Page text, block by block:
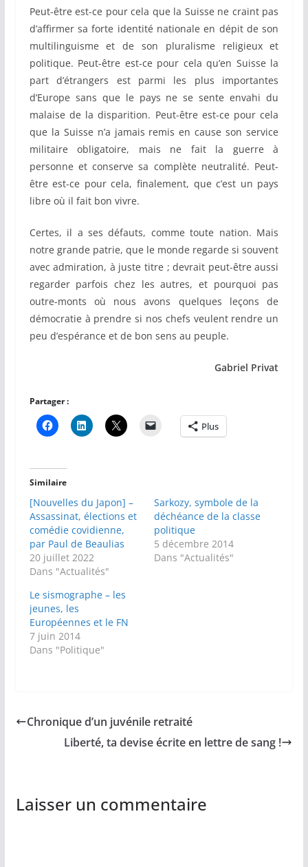
Peut-être est-ce pour cela que la Suisse ne craint pas
d’affirmer sa forte identité nationale en dépit de son
multilinguisme et de son pluralisme religieux et
politique. Peut-être est-ce pour cela qu’en Suisse la
part d’étrangers est parmi les plus importantes
d’Europe sans que le pays ne se sente envahi du
malaise de la disparition. Peut-être est-ce pour cela
que la Suisse n’a jamais remis en cause son service
militaire obligatoire, mais ne fait la guerre à
personne et conserve sa complète neutralité. Peut-
être est-ce pour cela, finalement, que c’est un pays
libre où il fait bon vivre.
Certes, il a ses défauts, comme toute nation. Mais
notre grande patrie, que le monde regarde si souvent
avec admiration, à juste titre ; devrait peut-être aussi
regarder parfois chez les autres, et pourquoi pas
outre-monts où nous avons quelques leçons de
démocratie à prendre si nos chefs veulent rendre un
peu d’espérance et de bon sens au peuple.
Gabriel Privat
Partager :
Plus
Similaire
[Nouvelles du Japon] –
Assassinat, élections et
comédie covidienne,
par Paul de Beaulias
20 juillet 2022
Dans "Actualités"
Sarkozy, symbole de la
déchéance de la classe
politique
5 décembre 2014
Dans "Actualités"
Le sismographe – les
jeunes, les
Européennes et le FN
7 juin 2014
Dans "Politique"
Chronique d’un juvénile retraité
Liberté, ta devise écrite en lettre de sang !
Laisser un commentaire